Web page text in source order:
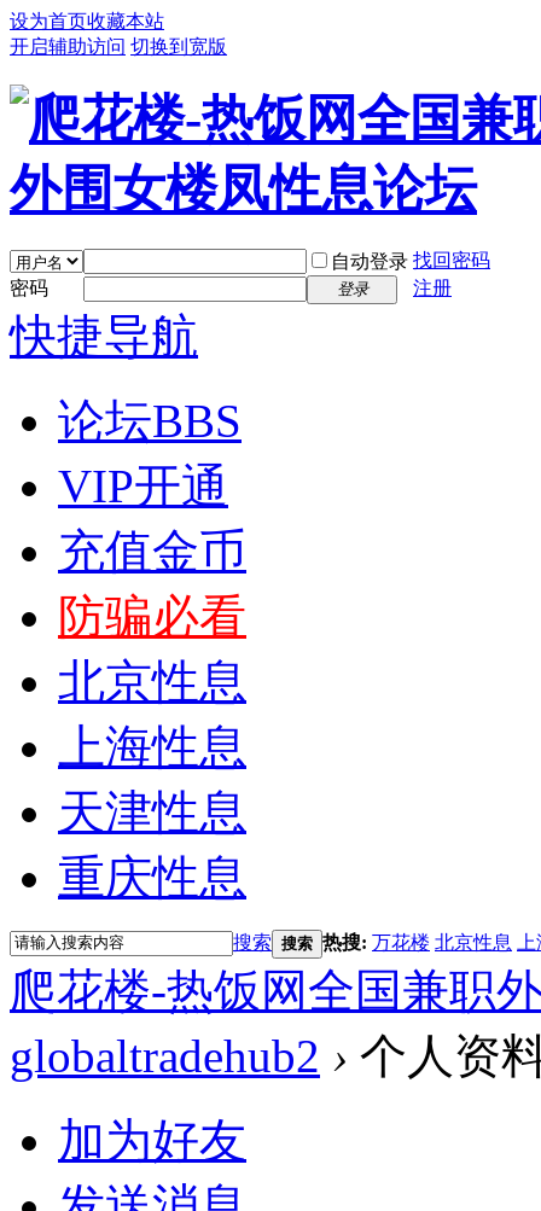
设为首页收藏本站
开启辅助访问 切换到宽版
自动登录 找回密码
密码
登录 注册
快捷导航
论坛BBS
VIP开通
充值金币
防骗必看
北京性息
上海性息
天津性息
重庆性息
搜索 搜索 热搜: 万花楼 北京性息
爬花楼-热饭网全国兼职
globaltradehub2 › 个人资
加为好友